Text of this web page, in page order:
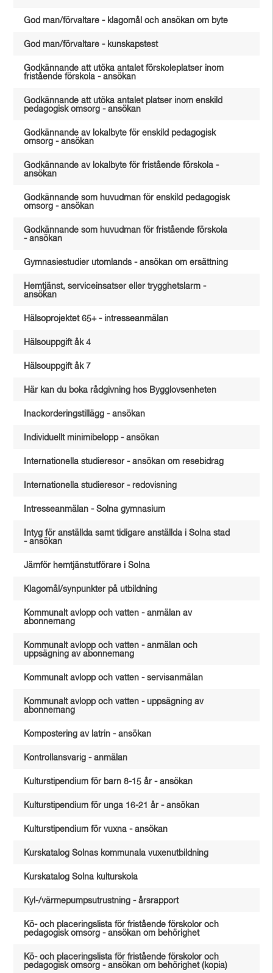
God man/förvaltare - klagomål och ansökan om byte
God man/förvaltare - kunskapstest
Godkännande att utöka antalet förskoleplatser inom
fristående förskola - ansökan
Godkännande att utöka antalet platser inom enskild
pedagogisk omsorg - ansökan
Godkännande av lokalbyte för enskild pedagogisk
omsorg - ansökan
Godkännande av lokalbyte för fristående förskola -
ansökan
Godkännande som huvudman för enskild pedagogisk
omsorg - ansökan
Godkännande som huvudman för fristående förskola
- ansökan
Gymnasiestudier utomlands - ansökan om ersättning
Hemtjänst, serviceinsatser eller trygghetslarm -
ansökan
Hälsoprojektet 65+ - intresseanmälan
Hälsouppgift åk 4
Hälsouppgift åk 7
Här kan du boka rådgivning hos Bygglovsenheten
Inackorderingstillägg - ansökan
Individuellt minimibelopp - ansökan
Internationella studieresor - ansökan om resebidrag
Internationella studieresor - redovisning
Intresseanmälan - Solna gymnasium
Intyg för anställda samt tidigare anställda i Solna stad
- ansökan
Jämför hemtjänstutförare i Solna
Klagomål/synpunkter på utbildning
Kommunalt avlopp och vatten - anmälan av
abonnemang
Kommunalt avlopp och vatten - anmälan och
uppsägning av abonnemang
Kommunalt avlopp och vatten - servisanmälan
Kommunalt avlopp och vatten - uppsägning av
abonnemang
Kompostering av latrin - ansökan
Kontrollansvarig - anmälan
Kulturstipendium för barn 8-15 år - ansökan
Kulturstipendium för unga 16-21 år - ansökan
Kulturstipendium för vuxna - ansökan
Kurskatalog Solnas kommunala vuxenutbildning
Kurskatalog Solna kulturskola
Kyl-/värmepumpsutrustning - årsrapport
Kö- och placeringslista för fristående förskolor och
pedagogisk omsorg - ansökan om behörighet
Kö- och placeringslista för fristående förskolor och
pedagogisk omsorg - ansökan om behörighet (kopia)